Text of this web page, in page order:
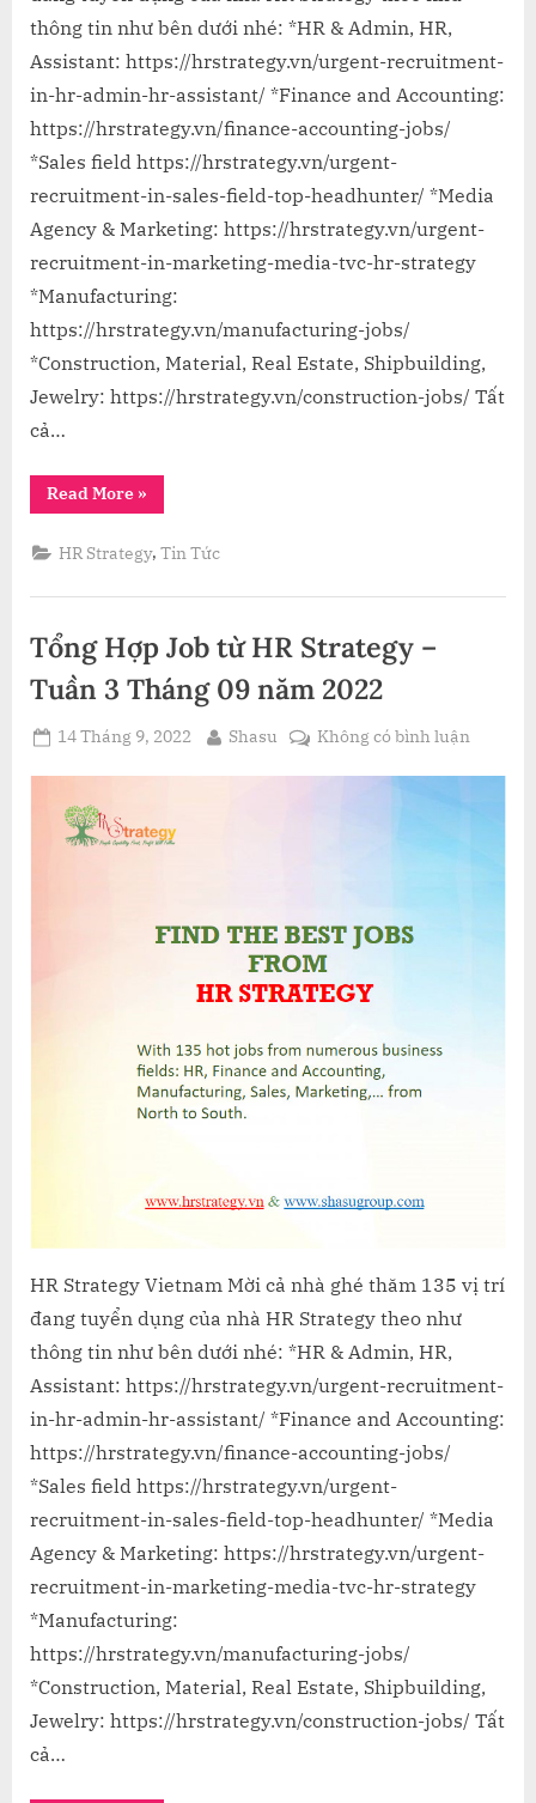
thông tin như bên dưới nhé: *HR & Admin, HR,
Assistant: https://hrstrategy.vn/urgent-recruitment-
in-hr-admin-hr-assistant/ *Finance and Accounting:
https://hrstrategy.vn/finance-accounting-jobs/
*Sales field https://hrstrategy.vn/urgent-
recruitment-in-sales-field-top-headhunter/ *Media
Agency & Marketing: https://hrstrategy.vn/urgent-
recruitment-in-marketing-media-tvc-hr-strategy
*Manufacturing:
https://hrstrategy.vn/manufacturing-jobs/
*Construction, Material, Real Estate, Shipbuilding,
Jewelry: https://hrstrategy.vn/construction-jobs/ Tất
cả…
Read More“Tổng
Hợp
HR
–
Tháng
09
năm
2022”
»
HR Strategy,Tin Tức
Tổng Hợp Job từ HR Strategy –
Tuần 3 Tháng 09 năm 2022
Posted
14 Tháng 9, 2022 By
Shasu Không có bình luậnở
HR Strategy Vietnam Mời cả nhà ghé thăm 135 vị trí
đang tuyển dụng của nhà HR Strategy theo như
thông tin như bên dưới nhé: *HR & Admin, HR,
Assistant: https://hrstrategy.vn/urgent-recruitment-
in-hr-admin-hr-assistant/ *Finance and Accounting:
https://hrstrategy.vn/finance-accounting-jobs/
*Sales field https://hrstrategy.vn/urgent-
recruitment-in-sales-field-top-headhunter/ *Media
Agency & Marketing: https://hrstrategy.vn/urgent-
recruitment-in-marketing-media-tvc-hr-strategy
*Manufacturing:
https://hrstrategy.vn/manufacturing-jobs/
*Construction, Material, Real Estate, Shipbuilding,
Jewelry: https://hrstrategy.vn/construction-jobs/ Tất
cả…